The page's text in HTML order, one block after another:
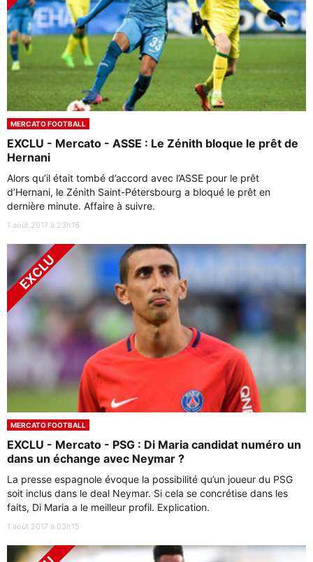
MERCATO FOOTBALL
EXCLU - Mercato - ASSE : Le Zénith bloque le prêt de
Hernani
Alors qu’il était tombé d’accord avec l’ASSE pour le prêt
d’Hernani, le Zénith Saint-Pétersbourg a bloqué le prêt en
dernière minute. Affaire à suivre.
1 août 2017 à 23h16
MERCATO FOOTBALL
EXCLU - Mercato - PSG : Di Maria candidat numéro un
dans un échange avec Neymar ?
La presse espagnole évoque la possibilité qu’un joueur du PSG
soit inclus dans le deal Neymar. Si cela se concrétise dans les
faits, Di Maria a le meilleur profil. Explication.
1 août 2017 à 03h15